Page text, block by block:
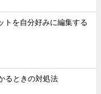
トを自分好みに編集する
るときの対処法